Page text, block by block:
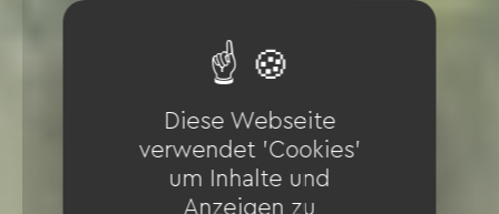
Diese Webseite
verwendet 'Cookies'
um Inhalte und
Anzeigen zu